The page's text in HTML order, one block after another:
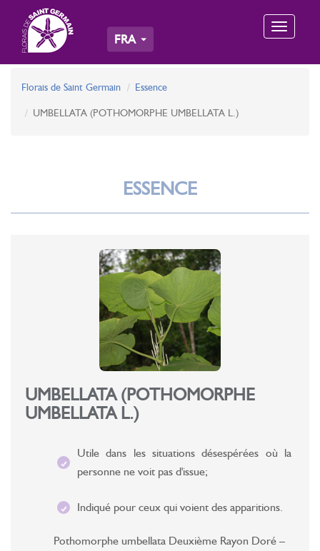
Toggle
FRA
Florais de Saint Germain Essence
UMBELLATA (POTHOMORPHE UMBELLATA L.)
ESSENCE
UMBELLATA (POTHOMORPHE
UMBELLATA L.)
Utile dans les situations désespérées où la
personne ne voit pas d'issue;
Indiqué pour ceux qui voient des apparitions.
Pothomorphe umbellata Deuxième Rayon Doré –